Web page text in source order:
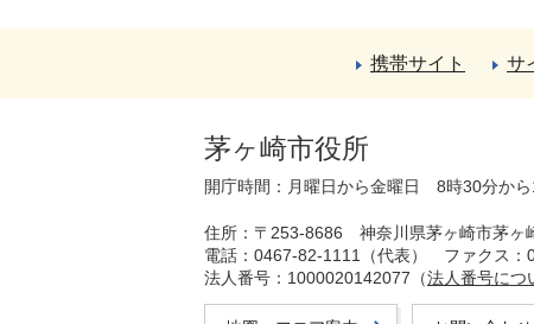
携帯サイト サ
茅ヶ崎市役所
開庁時間：月曜日から金曜日 8時30分から
住所：〒253-8686 神奈川県茅ヶ崎市茅ヶ
電話：0467-82-1111（代表） ファクス：
法人番号：1000020142077（法人番号につ